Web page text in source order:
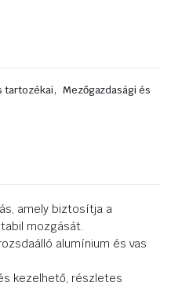
tartozékai, Mezőgazdasági és
amely biztosítja a
mozgását.
alumínium és vas
kezelhető, részletes